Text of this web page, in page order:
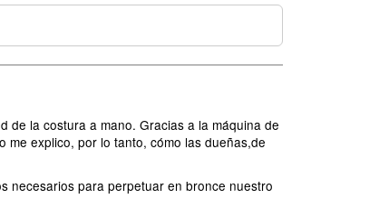
de la costura a mano. Gracias a la máquina de
explico, por lo tanto, cómo las dueñas,de
necesarios para perpetuar en bronce nuestro